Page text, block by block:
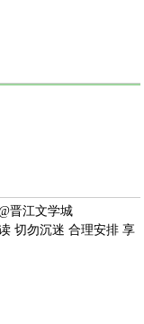
晋江文学城
切勿沉迷 合理安排 享